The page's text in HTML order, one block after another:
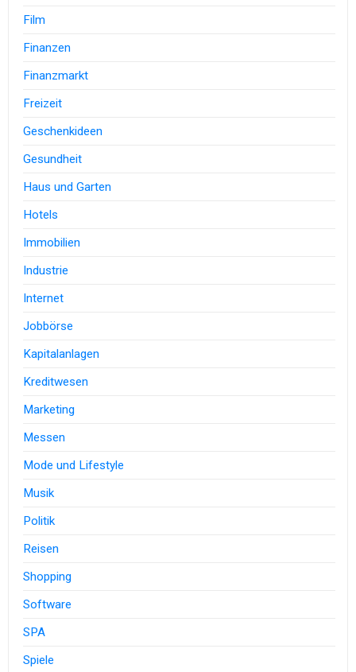
Film
Finanzen
Finanzmarkt
Freizeit
Geschenkideen
Gesundheit
Haus und Garten
Hotels
Immobilien
Industrie
Internet
Jobbörse
Kapitalanlagen
Kreditwesen
Marketing
Messen
Mode und Lifestyle
Musik
Politik
Reisen
Shopping
Software
SPA
Spiele